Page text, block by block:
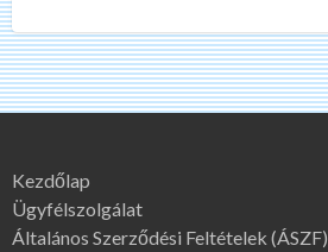
Kezdőlap
Ügyfélszolgálat
Általános Szerződési Feltételek (ÁSZF)